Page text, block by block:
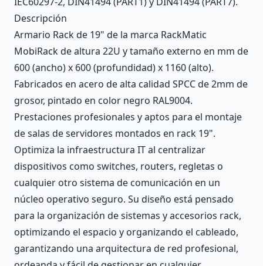
Descripción
Armario Rack de 19" de la marca RackMatic
MobiRack de altura 22U y tamaño externo en mm de
600 (ancho) x 600 (profundidad) x 1160 (alto).
Fabricados en acero de alta calidad SPCC de 2mm de
grosor, pintado en color negro RAL9004.
Prestaciones profesionales y aptos para el montaje
de salas de servidores montados en rack 19".
Optimiza la infraestructura IT al centralizar
dispositivos como switches, routers, regletas o
cualquier otro sistema de comunicación en un
núcleo operativo seguro. Su diseño está pensado
para la organización de sistemas y accesorios rack,
optimizando el espacio y organizando el cableado,
garantizando una arquitectura de red profesional,